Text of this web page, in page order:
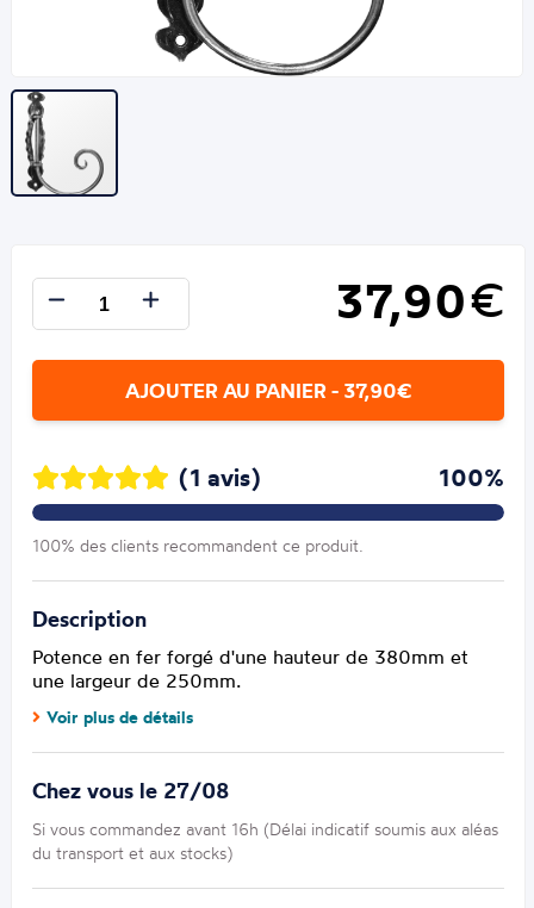
37,90€
AJOUTER AU PANIER - 37,90€
(1 avis) 100%
100% des clients recommandent ce produit.
Description
Potence en fer forgé d'une hauteur de 380mm et
une largeur de 250mm.
Voir plus de détails
Chez vous le 27/08
Si vous commandez avant 16h (Délai indicatif soumis aux aléas
du transport et aux stocks)